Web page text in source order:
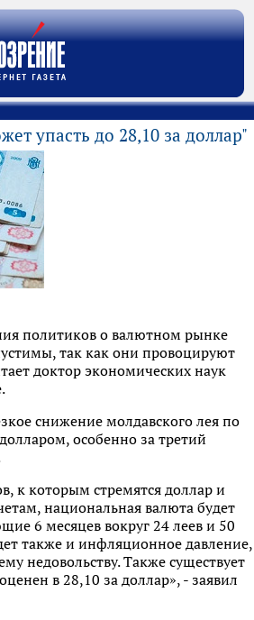
упасть до 28,10 за доллар"
политиков о валютном рынке
так как они провоцируют
доктор экономических наук
снижение молдавского лея по
особенно за третий
к которым стремятся доллар и
национальная валюта будет
6 месяцев вокруг 24 леев и 50
также и инфляционное давление,
недовольству. Также существует
в 28,10 за доллар», - заявил